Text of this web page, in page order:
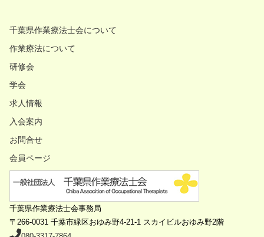
千葉県作業療法士会について
作業療法について
研修会
学会
求人情報
入会案内
お問合せ
会員ページ
千葉県作業療法士会事務局
〒266-0031 千葉市緑区おゆみ野4-21-1 スカイビルおゆみ野2階